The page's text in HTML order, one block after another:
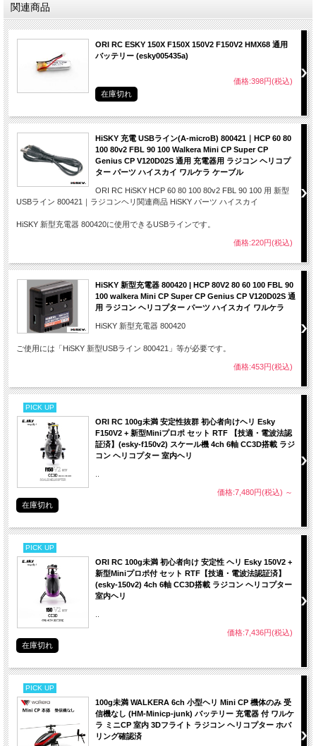
関連商品
ORI RC ESKY 150X F150X 150V2 F150V2 HMX68 通用
バッテリー (esky005435a)
価格:398円(税込)
在庫切れ
HiSKY 充電 USBライン(A-microB) 800421｜HCP 60 80
100 80v2 FBL 90 100 Walkera Mini CP Super CP
Genius CP V120D02S 通用 充電器用 ラジコン ヘリコプ
ター パーツ ハイスカイ ワルケラ ケーブル
ORI RC HiSKY HCP 60 80 100 80v2 FBL 90 100 用 新型
USBライン 800421｜ラジコンヘリ関連商品 HiSKY パーツ ハイスカイ
HiSKY 新型充電器 800420に使用できるUSBラインです。
価格:220円(税込)
HiSKY 新型充電器 800420 | HCP 80V2 80 60 100 FBL 90
100 walkera Mini CP Super CP Genius CP V120D02S 通
用 ラジコン ヘリコプター パーツ ハイスカイ ワルケラ
HiSKY 新型充電器 800420
ご使用には「HiSKY 新型USBライン 800421」等が必要です。
価格:453円(税込)
PICK UP
ORI RC 100g未満 安定性抜群 初心者向けヘリ Esky
F150V2 + 新型Miniプロポ セット RTF 【技適・電波法認
証済】(esky-f150v2) スケール機 4ch 6軸 CC3D搭載 ラジ
コン ヘリコプター 室内ヘリ
価格:7,480円(税込) ～
在庫切れ
PICK UP
ORI RC 100g未満 初心者向け 安定性 ヘリ Esky 150V2 +
新型Miniプロポ付 セット RTF【技適・電波法認証済】
(esky-150v2) 4ch 6軸 CC3D搭載 ラジコン ヘリコプター
室内ヘリ
価格:7,436円(税込)
在庫切れ
PICK UP
100g未満 WALKERA 6ch 小型ヘリ Mini CP 機体のみ 受
信機なし (HM-Minicp-junk) バッテリー 充電器 付 ワルケ
ラ ミニCP 室内 3Dフライト ラジコン ヘリコプター ホバ
リング確認済